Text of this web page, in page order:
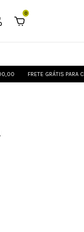
0
FRETE GRÁTIS PARA